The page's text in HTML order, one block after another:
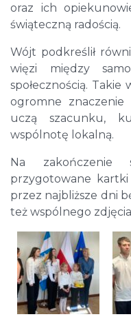
oraz ich
świąteczną radością.
Wójt podkreślił
więzi między
społecznością. Takie
ogromne znaczenie
uczą szacunku,
wspólnotę lokalną.
Na zakończenie
przygotowane
przez najbliższe dni
też wspólnego